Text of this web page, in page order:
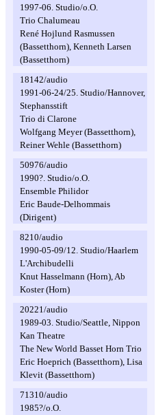
1997-06. Studio/o.O.
Trio Chalumeau
René Hojlund Rasmussen
(Bassetthorn), Kenneth Larsen
(Bassetthorn)
18142/audio
1991-06-24/25. Studio/Hannover,
Stephansstift
Trio di Clarone
Wolfgang Meyer (Bassetthorn),
Reiner Wehle (Bassetthorn)
50976/audio
1990?. Studio/o.O.
Ensemble Philidor
Eric Baude-Delhommais
(Dirigent)
8210/audio
1990-05-09/12. Studio/Haarlem
L'Archibudelli
Knut Hasselmann (Horn), Ab
Koster (Horn)
20221/audio
1989-03. Studio/Seattle, Nippon
Kan Theatre
The New World Basset Horn Trio
Eric Hoeprich (Bassetthorn), Lisa
Klevit (Bassetthorn)
71310/audio
1985?/o.O.